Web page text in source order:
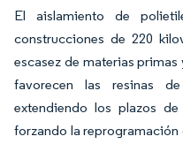
El aislamiento de
construcciones de 220
escasez de materias
favorecen las resinas
extendiendo los plazos
forzando la reprogramación